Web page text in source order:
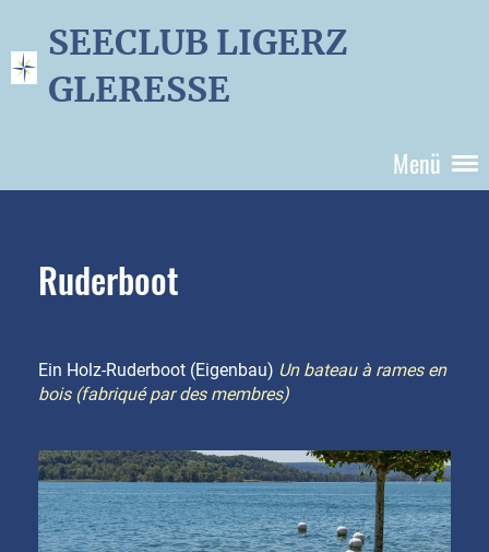
SEECLUB LIGERZ
GLERESSE
Menü
Ruderboot
Ein Holz-Ruderboot (Eigenbau) Un bateau à rames en
bois (fabriqué par des membres)